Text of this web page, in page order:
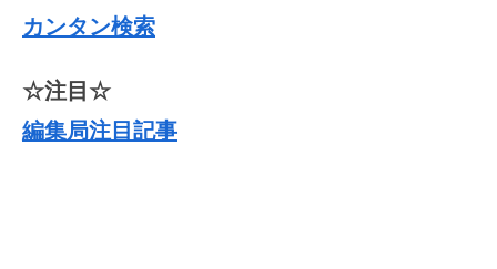
カンタン検索
☆注目☆
編集局注目記事